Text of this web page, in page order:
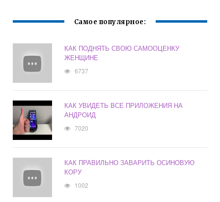
Самое популярное:
КАК ПОДНЯТЬ СВОЮ САМООЦЕНКУ
ЖЕНЩИНЕ
6737
КАК УВИДЕТЬ ВСЕ ПРИЛОЖЕНИЯ НА
АНДРОИД
7020
КАК ПРАВИЛЬНО ЗАВАРИТЬ ОСИНОВУЮ
КОРУ
1002